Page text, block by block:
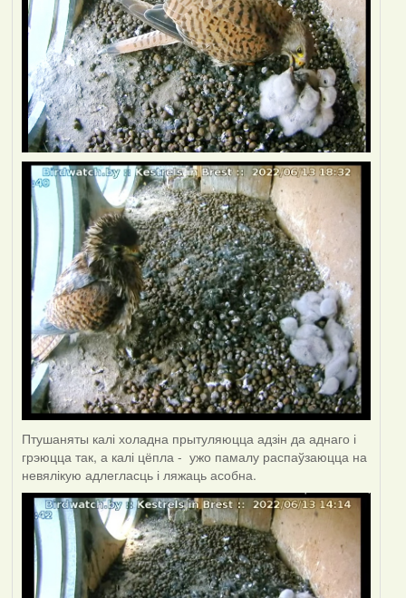
Птушаняты калі холадна прытуляюцца адзін да аднаго і
грэюцца так, а калі цёпла - ужо памалу распаўзаюцца на
невялікую адлегласць і ляжаць асобна.